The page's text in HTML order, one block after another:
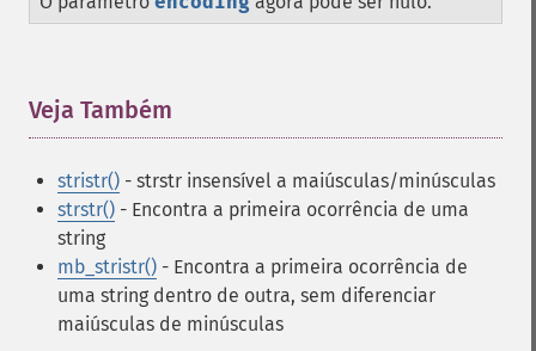
Veja Também
stristr() - strstr insensível a maiúsculas/minúsculas
strstr() - Encontra a primeira ocorrência de uma
string
mb_stristr() - Encontra a primeira ocorrência de
uma string dentro de outra, sem diferenciar
maiúsculas de minúsculas